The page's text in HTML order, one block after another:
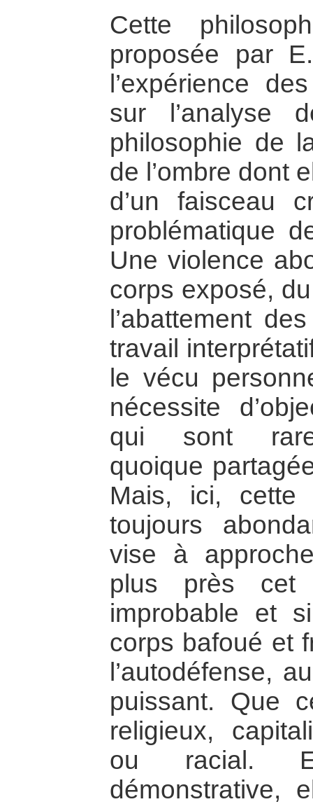
Cette
proposée par
l’expérience
sur l’analyse
philosophie de
de l’ombre dont
d’un faisceau
problématique
Une violence
corps exposé,
l’abattement
travail
le vécu
nécessite
qui sont
quoique
Mais, ici, cette
toujours
vise à
plus près cet
improbable et
corps bafoué et
l’autodéfense,
puissant. Que
religieux,
ou racial.
démonstrative,